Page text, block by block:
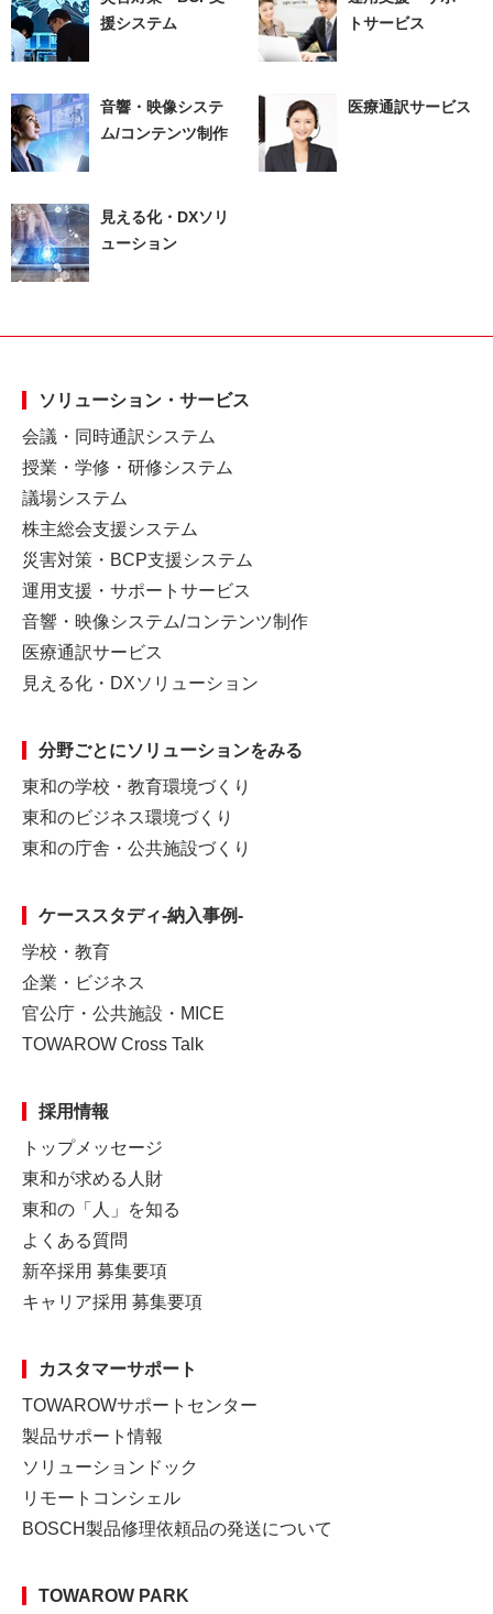
援システム
トサービス
音響・映像システ
ム/コンテンツ制作
医療通訳サービス
見える化・DXソリ
ューション
ソリューション・サービス
会議・同時通訳システム
授業・学修・研修システム
議場システム
株主総会支援システム
災害対策・BCP支援システム
運用支援・サポートサービス
音響・映像システム/コンテンツ制作
医療通訳サービス
見える化・DXソリューション
分野ごとにソリューションをみる
東和の学校・教育環境づくり
東和のビジネス環境づくり
東和の庁舎・公共施設づくり
ケーススタディ-納入事例-
学校・教育
企業・ビジネス
官公庁・公共施設・MICE
TOWAROW Cross Talk
採用情報
トップメッセージ
東和が求める人財
東和の「人」を知る
よくある質問
新卒採用 募集要項
キャリア採用 募集要項
カスタマーサポート
TOWAROWサポートセンター
製品サポート情報
ソリューションドック
リモートコンシェル
BOSCH製品修理依頼品の発送について
TOWAROW PARK